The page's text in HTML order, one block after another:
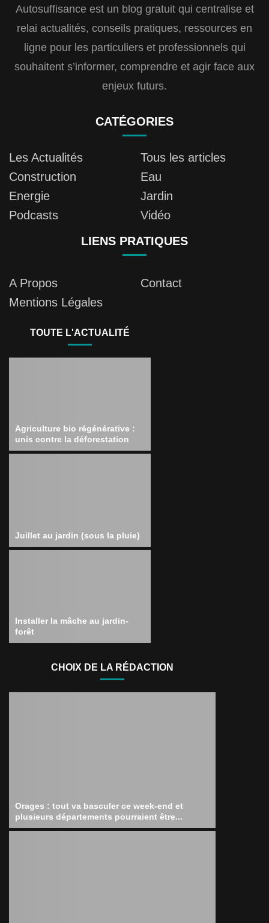
Autosuffisance est un blog gratuit qui centralise et
relai actualités, conseils pratiques, ressources en
ligne pour les particuliers et professionnels qui
souhaitent s’informer, comprendre et agir face aux
enjeux futurs.
CATÉGORIES
Les Actualités
Tous les articles
Construction
Eau
Energie
Jardin
Podcasts
Vidéo
LIENS PRATIQUES
A Propos
Contact
Mentions Légales
TOUTE L'ACTUALITÉ
Agriculture bio régénérative :
unis contre la déforestation
Juillet au jardin (sous la pluie)
Installer la mâche au jardin-
forêt
CHOIX DE LA RÉDACTION
Orages : tout va basculer ce week-end et
plusieurs départements pourraient être...